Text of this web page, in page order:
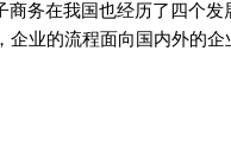
务在我国也经历了四个
业的流程面向国内外的